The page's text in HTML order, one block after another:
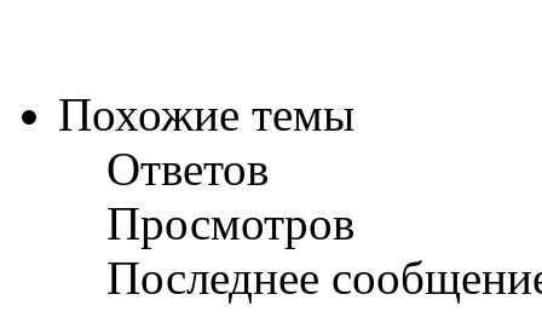
Похожие темы
Ответов
Просмотров
Последнее